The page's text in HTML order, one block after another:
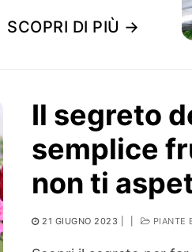
SCOPRI DI PIÙ →
Il segreto
semplice
non ti
21 GIUGNO 2023 PIANTE